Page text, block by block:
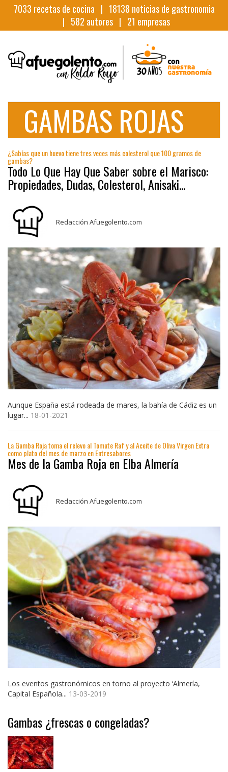
7033 recetas de cocina | 18138 noticias de gastronomia
| 582 autores | 21 empresas
GAMBAS ROJAS
¿Sabías que un huevo tiene tres veces más colesterol que 100 gramos de
gambas?
Todo Lo Que Hay Que Saber sobre el Marisco:
Propiedades, Dudas, Colesterol, Anisaki...
Redacción Afuegolento.com
Aunque España está rodeada de mares, la bahía de Cádiz es un
lugar... 18-01-2021
La Gamba Roja toma el relevo al Tomate Raf y al Aceite de Oliva Virgen Extra
como plato del mes de marzo en Entresabores
Mes de la Gamba Roja en Elba Almería
Redacción Afuegolento.com
Los eventos gastronómicos en torno al proyecto ‘Almería,
Capital Española... 13-03-2019
Gambas ¿frescas o congeladas?